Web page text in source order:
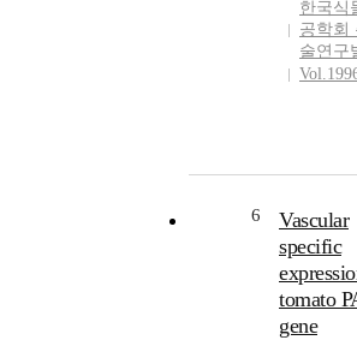
한국식
공학회
술연구
6
Vascular
specific
tomato
gene